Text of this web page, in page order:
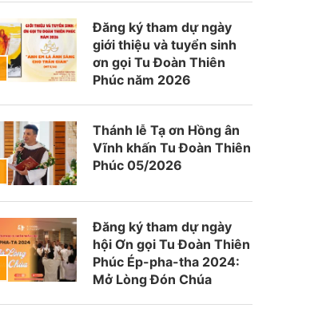
Đăng ký tham dự ngày
giới thiệu và tuyển sinh
ơn gọi Tu Đoàn Thiên
Phúc năm 2026
Thánh lễ Tạ ơn Hồng ân
Vĩnh khấn Tu Đoàn Thiên
Phúc 05/2026
Đăng ký tham dự ngày
hội Ơn gọi Tu Đoàn Thiên
Phúc Ép-pha-tha 2024:
Mở Lòng Đón Chúa